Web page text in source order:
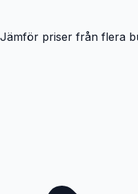
Jämför priser från flera